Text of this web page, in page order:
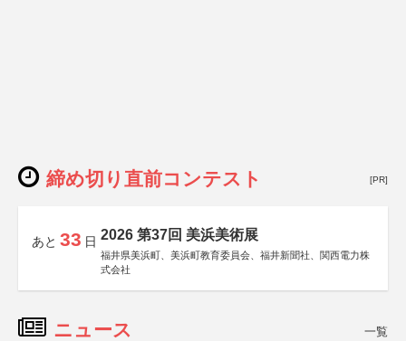
締め切り直前コンテスト [PR]
あと 33 日 2026 第37回 美浜美術展
福井県美浜町、美浜町教育委員会、福井新聞社、関西電力株
式会社
ニュース 一覧